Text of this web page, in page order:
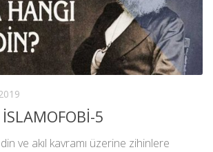
5
ve akıl kavramı üzerine zihinlere